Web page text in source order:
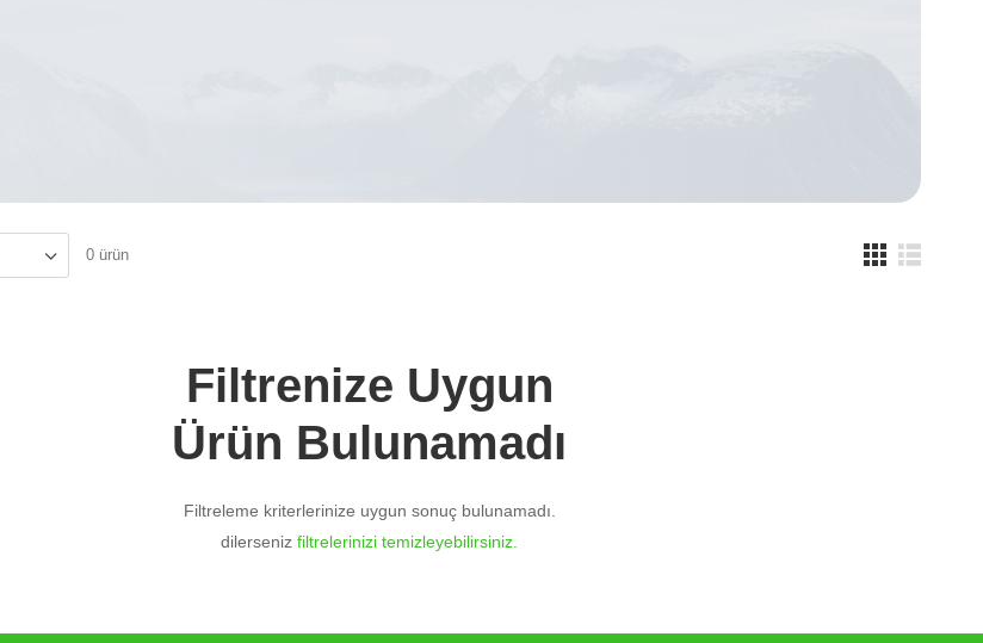
0 ürün
Filtrenize Uygun
Ürün Bulunamadı
Filtreleme kriterlerinize uygun sonuç bulunamadı.
dilerseniz filtrelerinizi temizleyebilirsiniz.